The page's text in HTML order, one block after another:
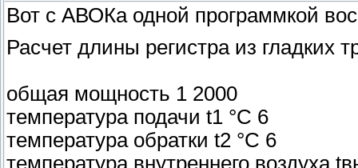
Вот с АВОКа одной программкой
Расчет длины регистра из гладких
общая мощность 1 2000
температура подачи t1 °С 6
температура обратки t2 °С 6
температура внутреннего воздуха